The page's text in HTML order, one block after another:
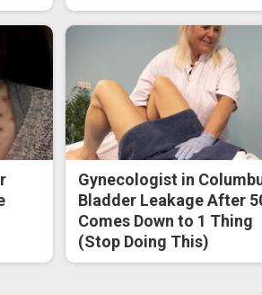
Gynecologist in
Bladder Leakage After
Comes Down to 1 Thing
(Stop Doing This)